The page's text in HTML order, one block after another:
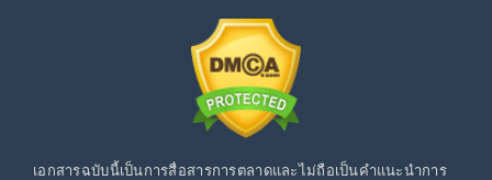
เอกสารฉบับนี้เป็นการสื่อสารการตลาดและไม่ถือเป็นคำแนะนำการ